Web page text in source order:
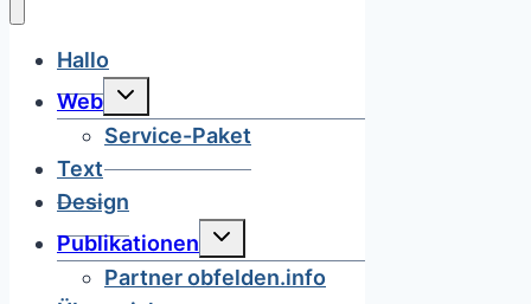
Hallo
Web
Untermenü
Service-Paket
Text
Design
Publikationen
Untermenü
Partner obfelden.info